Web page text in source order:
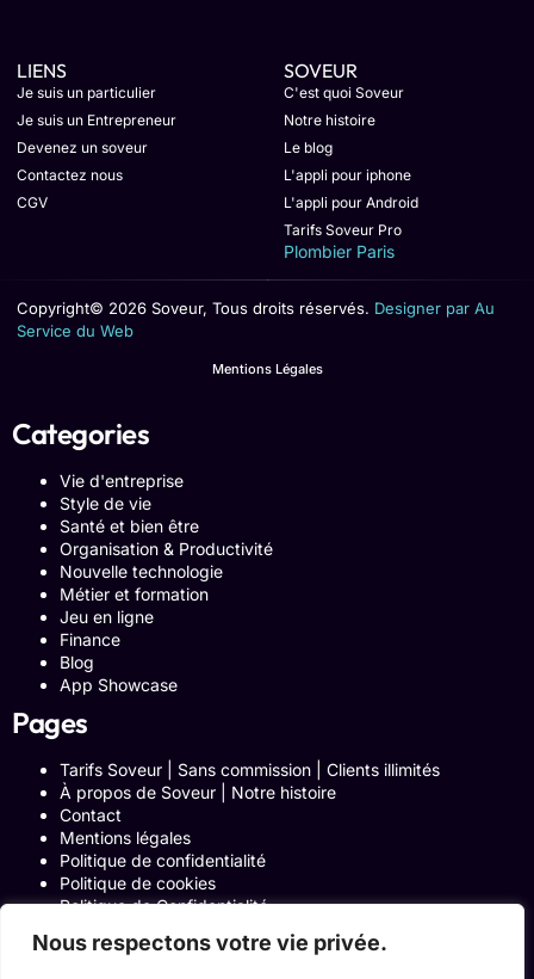
Nous respectons votre vie privée.
LIENS
Je suis un particulier
Je suis un Entrepreneur
Devenez un soveur
Contactez nous
CGV
SOVEUR
C'est quoi Soveur
Notre histoire
Le blog
L'appli pour iphone
L'appli pour Android
Tarifs Soveur Pro
Plombier Paris
Copyright© 2026 Soveur, Tous droits réservés. Designer par Au
Service du Web
Mentions Légales
Categories
Vie d'entreprise
Style de vie
Santé et bien être
Organisation & Productivité
Nouvelle technologie
Métier et formation
Jeu en ligne
Finance
Blog
App Showcase
Pages
Tarifs Soveur | Sans commission | Clients illimités
À propos de Soveur | Notre histoire
Contact
Mentions légales
Politique de confidentialité
Politique de cookies
Politique de Confidentialité
Blog